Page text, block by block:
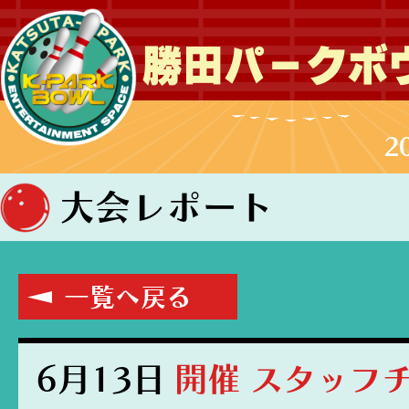
勝田パークボ
大会レポート
一覧へ戻る
6月13日 開催 スタッフ